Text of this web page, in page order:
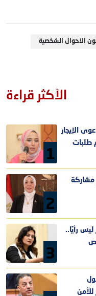
الاحوال الشخصية
الأكثر قراءة
1
الإيجار
طلبات
2
3
رأيًا..
للأمن